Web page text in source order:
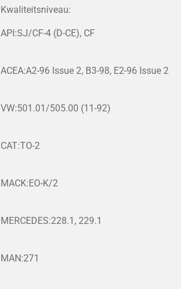
Kwaliteitsniveau:
API:SJ/CF-4 (D-CE), CF
ACEA:A2-96 Issue 2, B3-98, E2-96 Issue 2
VW:501.01/505.00 (11-92)
CAT:TO-2
MACK:EO-K/2
MERCEDES:228.1, 229.1
MAN:271